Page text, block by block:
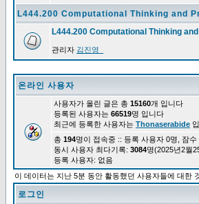
L444.200 Computational Thinking and
L444.200 Computational Thinking
관리자 김진영_
온라인 사용자
사용자가 올린 글은 총 15160개 입니다
등록된 사용자는 66519명 입니다
최근에 등록한 사용자는 Thonaserabide
총 194명이 접속중 :: 등록 사용자 0명, 잠
동시 사용자 최다기록: 3084명(2025년2월
등록 사용자: 없음
이 데이터는 지난 5분 동안 활동했던 사용자들에 대한
로그인